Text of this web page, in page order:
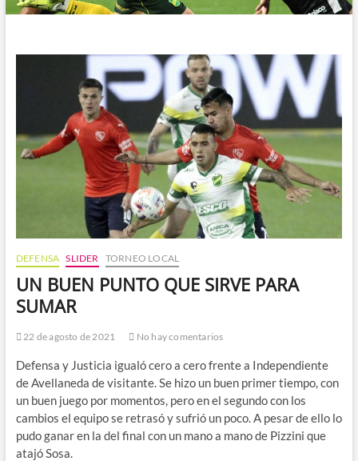
DEFENSA SLIDER TORNEO LOCAL
UN BUEN PUNTO QUE SIRVE PARA
SUMAR
22 de agosto de 2021 No hay comentarios
Defensa y Justicia igualó cero a cero frente a Independiente
de Avellaneda de visitante. Se hizo un buen primer tiempo, con
un buen juego por momentos, pero en el segundo con los
cambios el equipo se retrasó y sufrió un poco. A pesar de ello lo
pudo ganar en la del final con un mano a mano de Pizzini que
atajó Sosa.